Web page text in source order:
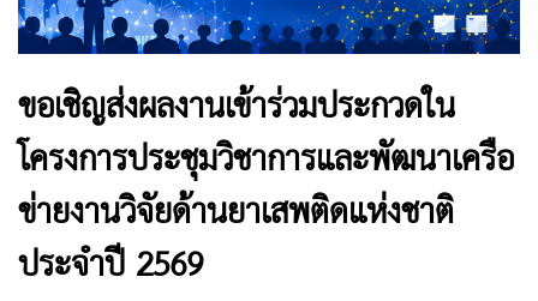
ขอเชิญส่งผลงานเข้าร่วมประกวดใน
โครงการประชุมวิชาการและพัฒนาเครือ
ข่ายงานวิจัยด้านยาเสพติดแห่งชาติ
ประจำปี 2569